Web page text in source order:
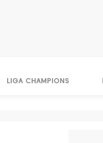
LIGA CHAMPIONS